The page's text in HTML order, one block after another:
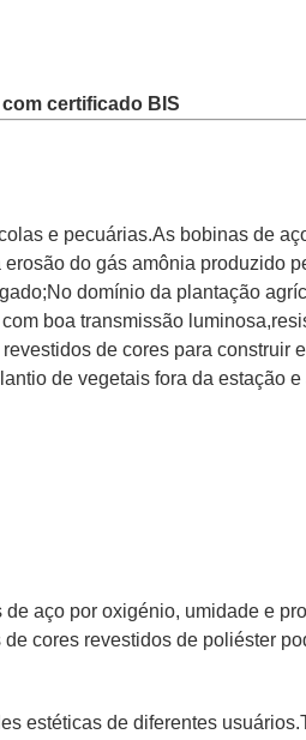
certificado BIS
e pecuárias.As bobinas de
do gás amônia produzido
domínio da plantação
boa transmissão
de cores para construir
de vegetais fora da estação
aço por oxigénio, umidade e
cores revestidos de poliéster
estéticas de diferentes